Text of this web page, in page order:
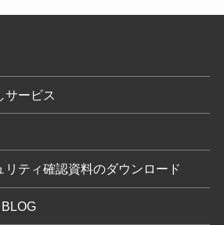
サービス
リティ確認資料のダウンロード